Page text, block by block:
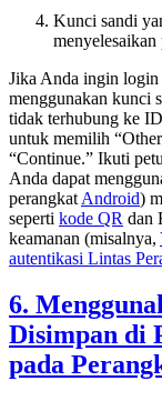
Kunci sandi
menyelesaikan
Jika Anda ingin login
menggunakan kunci
tidak terhubung ke
untuk memilih
“Continue.” Ikuti
Anda dapat
perangkat Android)
seperti kode QR dan
keamanan (misalnya,
autentikasi Lintas
6.
Disimpan di
pada